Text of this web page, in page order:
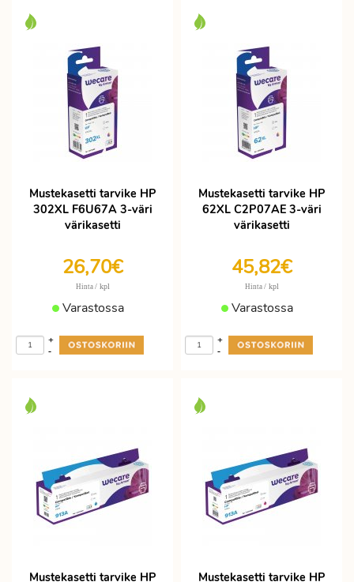
Mustekasetti tarvike HP
302XL F6U67A 3-väri
värikasetti
26,70€
Hinta / kpl
Varastossa
-
+
Mustekasetti tarvike HP
62XL C2P07AE 3-väri
värikasetti
45,82€
Hinta / kpl
Varastossa
-
+
Mustekasetti tarvike HP Mustekasetti tarvike HP